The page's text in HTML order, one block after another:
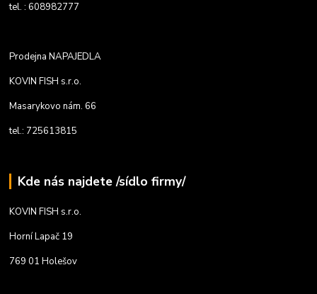
tel. : 608982777
Prodejna NAPAJEDLA
KOVIN FISH s.r.o.
Masarykovo nám. 66
tel.: 725613815
Kde nás najdete /sídlo firmy/
KOVIN FISH s.r.o.
Horní Lapač 19
769 01 Holešov